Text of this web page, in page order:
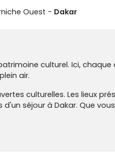
Ouest - Dakar
culturel. Ici,
air.
culturelles. Les lieux
séjour à Dakar. Que